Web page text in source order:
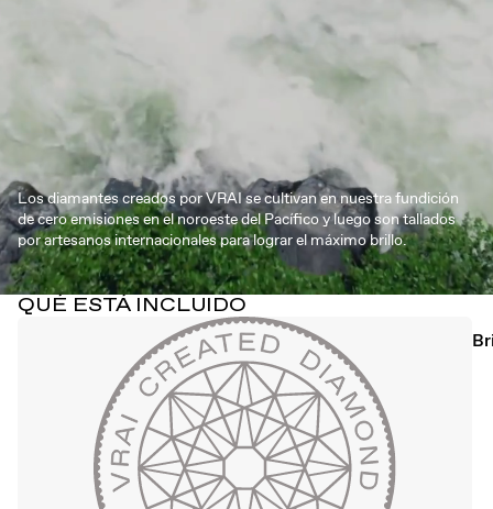
Los diamantes creados por VRAI se cultivan en nuestra fundición
de cero emisiones en el noroeste del Pacífico y luego son tallados
por artesanos internacionales para lograr el máximo brillo.
QUÉ ESTÁ INCLUIDO